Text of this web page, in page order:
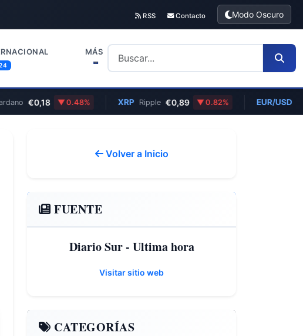
RSS Contacto Modo Oscuro
MÁS
€0,18 0.48% Ripple €0,89 0.82% EUR/USD Euro/
Volver a Inicio
FUENTE
Diario Sur - Ultima hora
Visitar sitio web
CATEGORÍAS